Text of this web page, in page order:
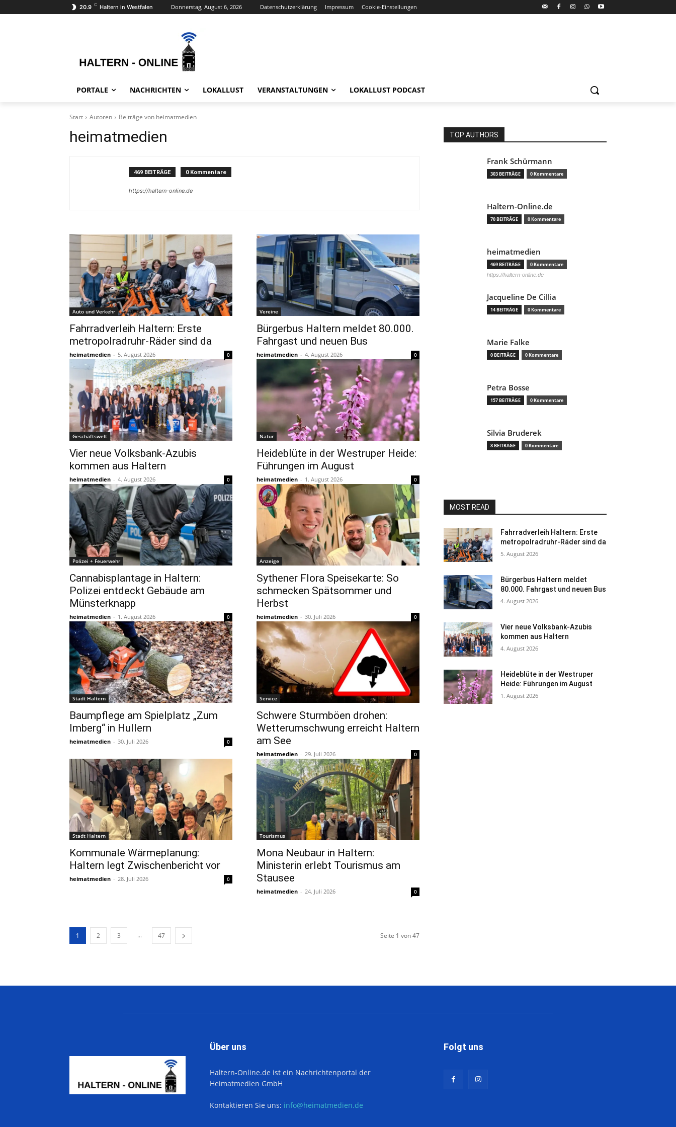
20.9 C Haltern in Westfalen Donnerstag, August 6, 2026 Datenschutzerklärung Impressum Cookie-Einstellungen
PORTALE NACHRICHTEN LOKALLUST VERANSTALTUNGEN LOKALLUST PODCAST
Start Autoren Beiträge von heimatmedien
heimatmedien
469 BEITRÄGE 0 Kommentare
https://haltern-online.de
Auto und Verkehr
Fahrradverleih Haltern: Erste
metropolradruhr-Räder sind da
heimatmedien - 5. August 2026 0
Vereine
Bürgerbus Haltern meldet 80.000.
Fahrgast und neuen Bus
heimatmedien - 4. August 2026 0
Geschäftswelt
Vier neue Volksbank-Azubis
kommen aus Haltern
heimatmedien - 4. August 2026 0
Natur
Heideblüte in der Westruper Heide:
Führungen im August
heimatmedien - 1. August 2026 0
Polizei + Feuerwehr
Cannabisplantage in Haltern:
Polizei entdeckt Gebäude am
Münsterknapp
heimatmedien - 1. August 2026 0
Anzeige
Sythener Flora Speisekarte: So
schmecken Spätsommer und
Herbst
heimatmedien - 30. Juli 2026 0
Stadt Haltern
Baumpflege am Spielplatz „Zum
Imberg“ in Hullern
heimatmedien - 30. Juli 2026 0
Service
Schwere Sturmböen drohen:
Wetterumschwung erreicht Haltern
am See
heimatmedien - 29. Juli 2026 0
Stadt Haltern
Kommunale Wärmeplanung:
Haltern legt Zwischenbericht vor
heimatmedien - 28. Juli 2026 0
Tourismus
Mona Neubaur in Haltern:
Ministerin erlebt Tourismus am
Stausee
heimatmedien - 24. Juli 2026 0
1 2 3 ... 47 Seite 1 von 47
TOP AUTHORS
Frank Schürmann
303 BEITRÄGE 0 Kommentare
Haltern-Online.de
70 BEITRÄGE 0 Kommentare
heimatmedien
469 BEITRÄGE 0 Kommentare
https://haltern-online.de
Jacqueline De Cillia
14 BEITRÄGE 0 Kommentare
Marie Falke
0 BEITRÄGE 0 Kommentare
Petra Bosse
157 BEITRÄGE 0 Kommentare
Silvia Bruderek
8 BEITRÄGE 0 Kommentare
MOST READ
Fahrradverleih Haltern: Erste
metropolradruhr-Räder sind da
5. August 2026
Bürgerbus Haltern meldet
80.000. Fahrgast und neuen Bus
4. August 2026
Vier neue Volksbank-Azubis
kommen aus Haltern
4. August 2026
Heideblüte in der Westruper
Heide: Führungen im August
1. August 2026
Über uns
Haltern-Online.de ist ein Nachrichtenportal der
Heimatmedien GmbH
Kontaktieren Sie uns: info@heimatmedien.de
Folgt uns